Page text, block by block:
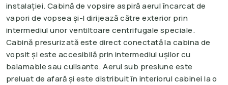
instalației. Cabină de vopsire aspiră aerul încarcat de
vapori de vopsea și-l dirijează către exterior prin
intermediul unor ventiltoare centrifugale speciale.
Cabină presurizată este direct conectată la cabina de
vopsit și este accesibilă prin intermediul ușilor cu
balamable sau culisante. Aerul sub presiune este
preluat de afară și este distribuit în interiorul cabinei la o